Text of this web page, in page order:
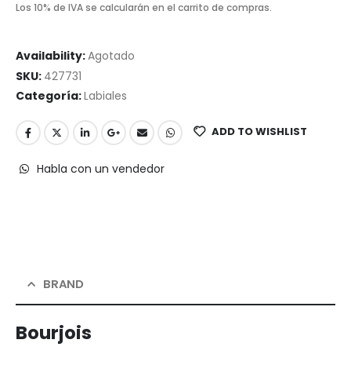
Los 10% de IVA se calcularán en el carrito de compras.
Availability:Agotado
SKU: 427731
Categoría:Labiales
ADD TO WISHLIST
Habla con un vendedor
BRAND
Bourjois